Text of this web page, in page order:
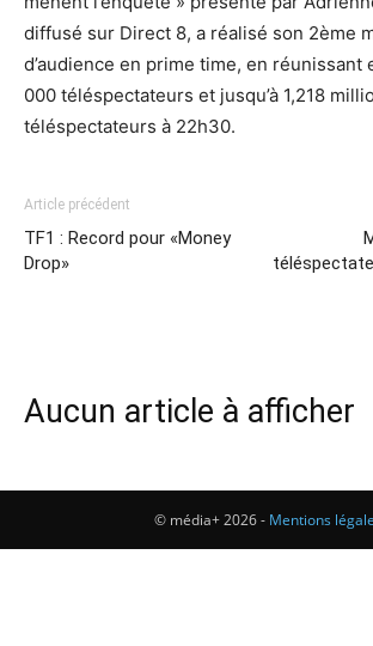
diffusé sur Direct 8, a réalisé son 2ème
d’audience en prime time, en réunissant
000 téléspectateurs et jusqu’à 1,218
téléspectateurs à 22h30.
Article précédent
TF1 : Record pour «Money
Drop»
Aucun article à afficher
© média+ 2026 - Mentions